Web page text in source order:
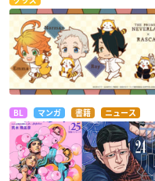
BL マンガ 書籍 ニュース